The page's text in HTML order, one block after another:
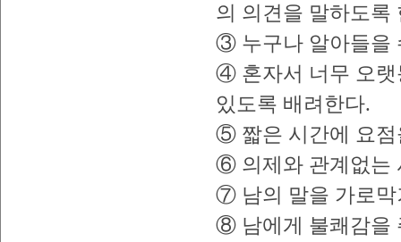
의 의견을 말하도록
③ 누구나 알아들을
④ 혼자서 너무 오랫
있도록 배려한다.
⑤ 짧은 시간에 요점
⑥ 의제와 관계없는
⑦ 남의 말을 가로막
⑧ 남에게 불쾌감을